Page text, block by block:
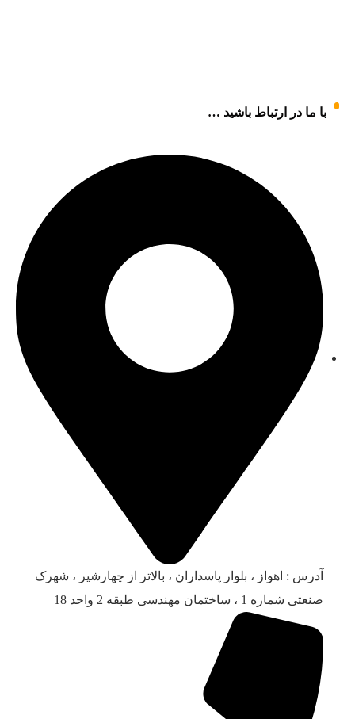
با ما در ارتباط باشید …
آدرس : اهواز ، بلوار پاسداران ، بالاتر از چهارشیر ، شهرک
صنعتی شماره 1 ، ساختمان مهندسی طبقه 2 واحد 18